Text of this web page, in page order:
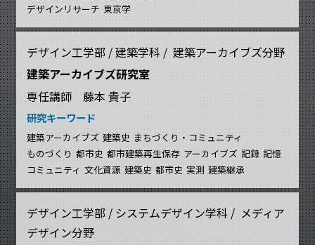
デザインリサーチ 東京学
デザイン工学部 / 建築学科 / 建築アーカイブズ分野
建築アーカイブズ研究室
専任講師 藤本 貴子
研究キーワード
建築アーカイブズ 建築史 まちづくり・コミュニティ
ものづくり 都市史 都市建築再生保存 アーカイブズ 記録 記憶
コミュニティ 文化資源 建築史 都市史 実測 建築継承
デザイン工学部 / システムデザイン学科 / メディア
デザイン分野